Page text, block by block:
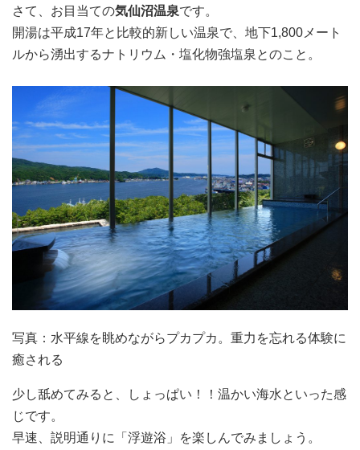
さて、お目当ての気仙沼温泉です。
開湯は平成17年と比較的新しい温泉で、地下1,800メート
ルから湧出するナトリウム・塩化物強塩泉とのこと。
写真：水平線を眺めながらプカプカ。重力を忘れる体験に
癒される
少し舐めてみると、しょっぱい！！温かい海水といった感
じです。
早速、説明通りに「浮遊浴」を楽しんでみましょう。